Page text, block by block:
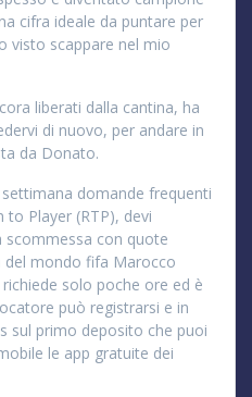
cifra ideale da puntare per
visto scappare nel mio
liberati dalla cantina, ha
di nuovo, per andare in
da Donato.
domande frequenti
to Player (RTP), devi
scommessa con quote
del mondo fifa Marocco
solo poche ore ed è
può registrarsi e in
sul primo deposito che puoi
le app gratuite dei